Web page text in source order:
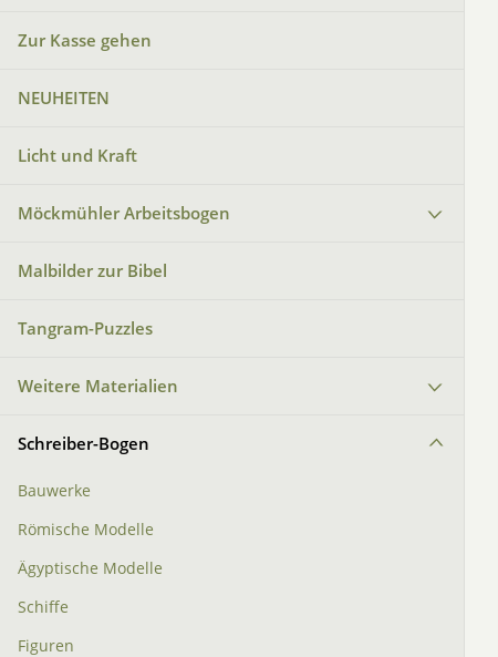
Zur Kasse gehen
NEUHEITEN
Licht und Kraft
Möckmühler Arbeitsbogen
Malbilder zur Bibel
Tangram-Puzzles
Weitere Materialien
Schreiber-Bogen
Bauwerke
Römische Modelle
Ägyptische Modelle
Schiffe
Figuren